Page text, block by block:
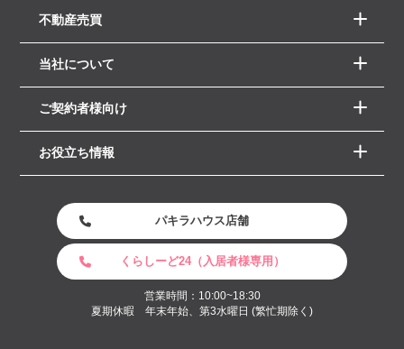
不動産売買
当社について
ご契約者様向け
お役立ち情報
パキラハウス店舗
くらしーど24（入居者様専用）
営業時間：10:00~18:30
夏期休暇 年末年始、第3水曜日 (繁忙期除く)